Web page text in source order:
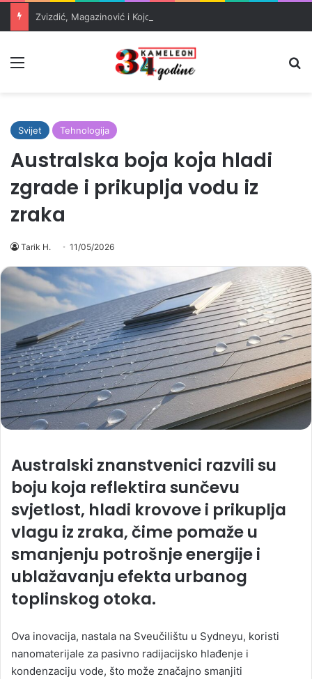
Svijet Tehnologija
Australska boja koja hladi
zgrade i prikuplja vodu iz
zraka
Tarik H. 11/05/2026
Australski znanstvenici razvili su
boju koja reflektira sunčevu
svjetlost, hladi krovove i prikuplja
vlagu iz zraka, čime pomaže u
smanjenju potrošnje energije i
ublažavanju efekta urbanog
toplinskog otoka.
Ova inovacija, nastala na Sveučilištu u Sydneyu, koristi
nanomaterijale za pasivno radijacijsko hlađenje i
kondenzaciju vode, što može značajno smanjiti